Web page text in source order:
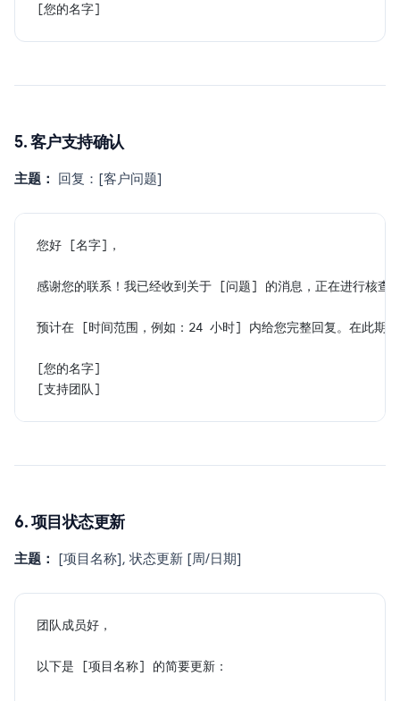
[您的名字]
5. 客户支持确认
主题： 回复：[客户问题]
您好 [名字]，
感谢您的联系！我已经收到关于 [问题] 的消息，正在进行核查
预计在 [时间范围，例如：24 小时] 内给您完整回复。在此期间
[您的名字]
[支持团队]
6. 项目状态更新
主题： [项目名称], 状态更新 [周/日期]
团队成员好，
以下是 [项目名称] 的简要更新：